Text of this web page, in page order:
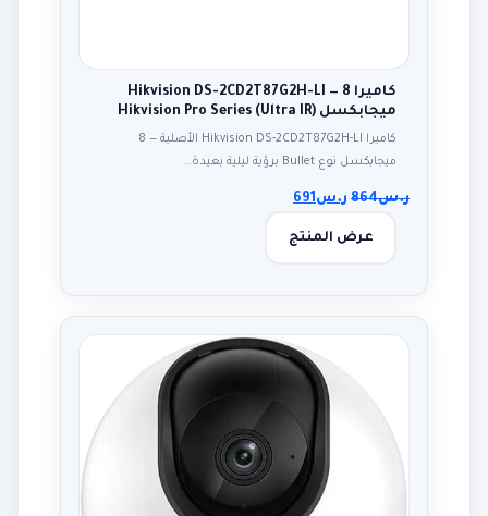
كاميرا Hikvision DS-2CD2T87G2H-LI — 8
ميجابكسل Hikvision Pro Series (Ultra IR)
كاميرا Hikvision DS-2CD2T87G2H-LI الأصلية — 8
ميجابكسل نوع Bullet برؤية ليلية بعيدة…
ر.س864 ر.س691
عرض المنتج